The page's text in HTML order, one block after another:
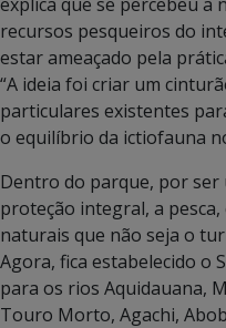
recursos pesqueiros do
estar ameaçado pela
“A ideia foi criar um
particulares existentes
o equilíbrio da ictiofauna
Dentro do parque, por ser
proteção integral, a
naturais que não seja o
Agora, fica estabelecido o
para os rios Aquidauana,
Touro Morto, Agachi,